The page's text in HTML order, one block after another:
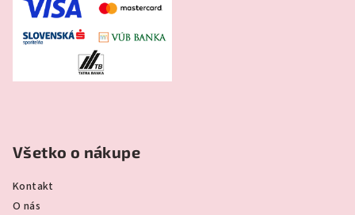
Všetko o nákupe
Kontakt
O nás